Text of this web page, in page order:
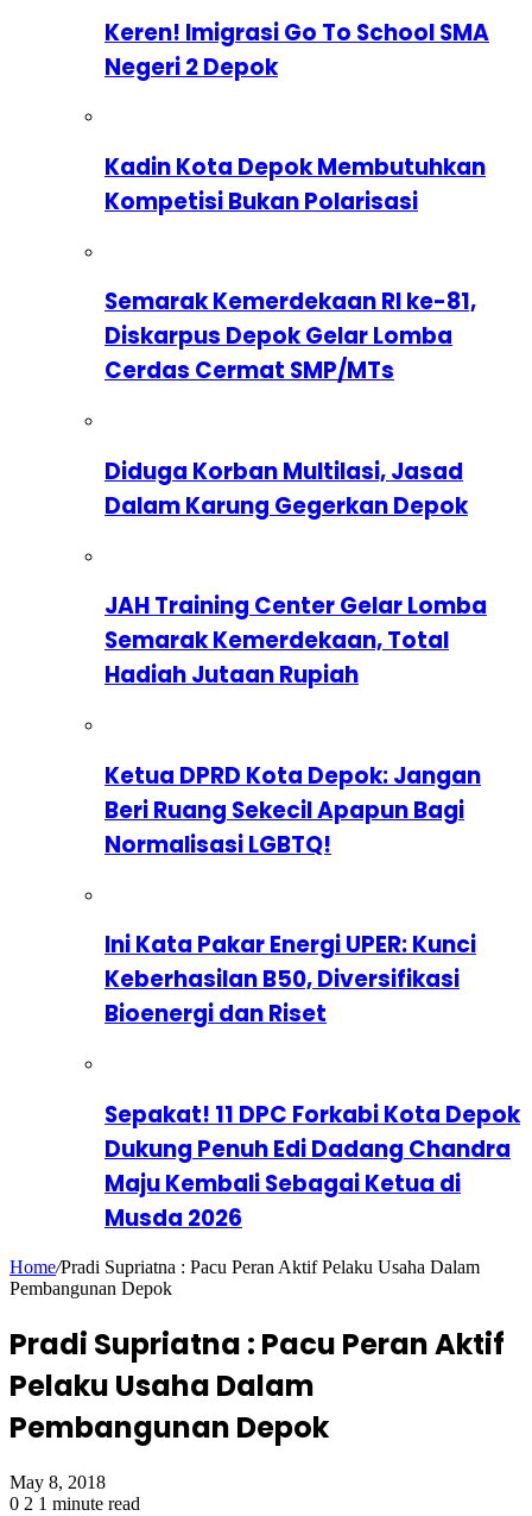
Keren! Imigrasi Go To School SMA
Negeri 2 Depok
Kadin Kota Depok Membutuhkan
Kompetisi Bukan Polarisasi
Semarak Kemerdekaan RI ke-81,
Diskarpus Depok Gelar Lomba
Cerdas Cermat SMP/MTs
Diduga Korban Multilasi, Jasad
Dalam Karung Gegerkan Depok
JAH Training Center Gelar Lomba
Semarak Kemerdekaan, Total
Hadiah Jutaan Rupiah
Ketua DPRD Kota Depok: Jangan
Beri Ruang Sekecil Apapun Bagi
Normalisasi LGBTQ!
Ini Kata Pakar Energi UPER: Kunci
Keberhasilan B50, Diversifikasi
Bioenergi dan Riset
Sepakat! 11 DPC Forkabi Kota Depok
Dukung Penuh Edi Dadang Chandra
Maju Kembali Sebagai Ketua di
Musda 2026
Home/Pradi Supriatna : Pacu Peran Aktif Pelaku Usaha Dalam
Pembangunan Depok
Pradi Supriatna : Pacu Peran Aktif
Pelaku Usaha Dalam
Pembangunan Depok
May 8, 2018
0 2 1 minute read